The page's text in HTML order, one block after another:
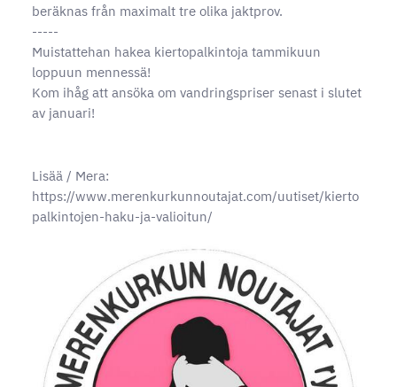
beräknas från maximalt tre olika jaktprov.
-----
Muistattehan hakea kiertopalkintoja tammikuun
loppuun mennessä!
Kom ihåg att ansöka om vandringspriser senast i slutet
av januari!
Lisää / Mera:
https://www.merenkurkunnoutajat.com/uutiset/kierto
palkintojen-haku-ja-valioitun/